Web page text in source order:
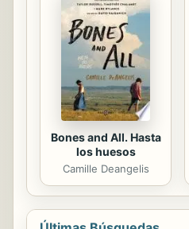
Bones and All. Hasta
los huesos
Camille Deangelis